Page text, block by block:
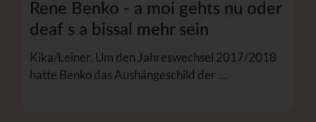
Rene Benko - a moi gehts nu oder
deaf s a bissal mehr sein
Kika/Leiner. Um den Jahreswechsel 2017/2018
hatte Benko das Aushängeschild der …